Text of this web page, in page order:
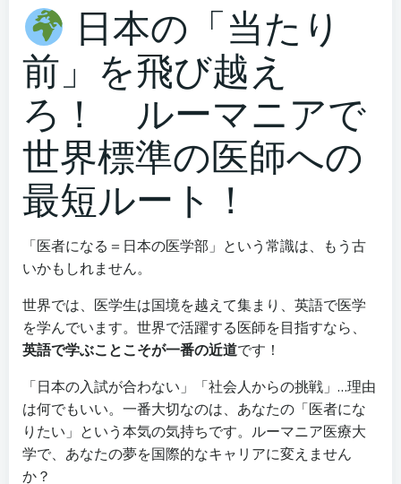
日本の「当たり
前」を飛び越え
ろ！ ルーマニアで
世界標準の医師への
最短ルート！
「医者になる＝日本の医学部」という常識は、もう古
いかもしれません。
世界では、医学生は国境を越えて集まり、英語で医学
を学んでいます。世界で活躍する医師を目指すなら、
英語で学ぶことこそが一番の近道です！
「日本の入試が合わない」「社会人からの挑戦」…理由
は何でもいい。一番大切なのは、あなたの「医者にな
りたい」という本気の気持ちです。ルーマニア医療大
学で、あなたの夢を国際的なキャリアに変えません
か？